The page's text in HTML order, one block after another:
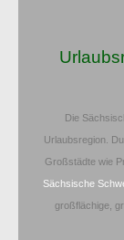
Die
Urlaubsregion.
Großstädte wie
Sächsische
großflächige,